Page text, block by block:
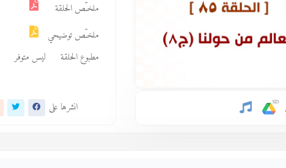
SD
ملخـّص الحلقة
ملخـّص توضيحي
مطبوع الحلقة
ليس متوفر
انشرها على